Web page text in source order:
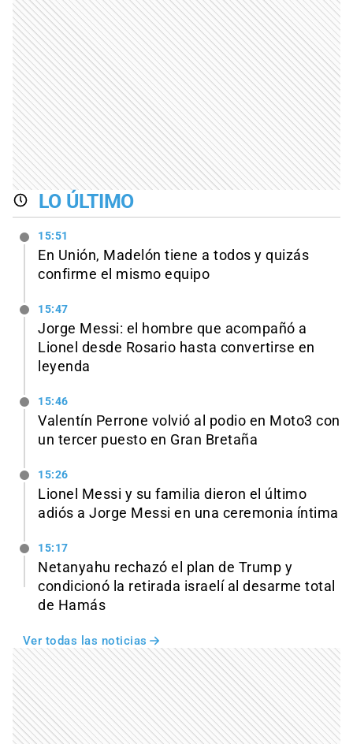
LO ÚLTIMO
15:51
En Unión, Madelón tiene a todos y quizás
confirme el mismo equipo
15:47
Jorge Messi: el hombre que acompañó a
Lionel desde Rosario hasta convertirse en
leyenda
15:46
Valentín Perrone volvió al podio en Moto3 con
un tercer puesto en Gran Bretaña
15:26
Lionel Messi y su familia dieron el último
adiós a Jorge Messi en una ceremonia íntima
15:17
Netanyahu rechazó el plan de Trump y
condicionó la retirada israelí al desarme total
de Hamás
Ver todas las noticias